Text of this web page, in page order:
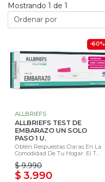
Mostrando 1 de 1
-60%
ALLBRIEFS
ALLBRIEFS TEST DE
EMBARAZO UN SOLO
PASO 1 U.
Obtén Respuestas Claras En La
Comodidad De Tu Hogar. El T...
$ 9.990
$ 3.990